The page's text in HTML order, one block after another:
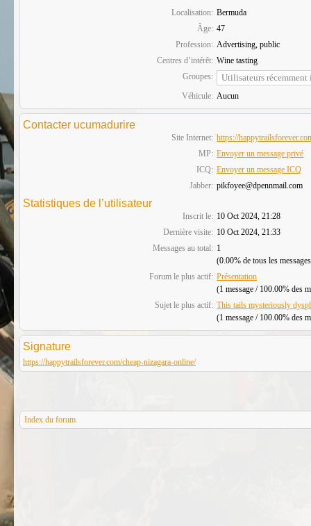
Localisation: Bermuda
Âge: 47
Profession: Advertising, public
Centres d’intérêt: Wine tasting
Groupes:
Véhicule: Aucun
Contacter ucumadurire
Site Internet: https://
MP: Envoyer un message privé
ICQ: Envoyer un message ICQ
Jabber: pikfoyee@dpennmail.com
Statistiques de l’utilisateur
Inscrit le: 10 Oct 2024, 21:28
Dernière visite: 10 Oct 2024, 21:33
Messages au total: 1
(0.00% de tous les
Forum le plus actif: Présentation
(1 message / 100.00% des
Sujet le plus actif: This tails mysteriously
(1 message / 100.00% des
Signature
https://happytrailsforever.com/cheap-nizagara-online/
Index du forum